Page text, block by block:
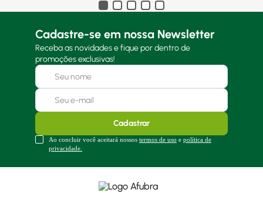
Cadastre-se em nossa Newsletter
Receba as novidades e fique por dentro de
promoções exclusivas!
Cadastrar
Ao concluir você aceitará nossos termos de uso e política de
privacidade.